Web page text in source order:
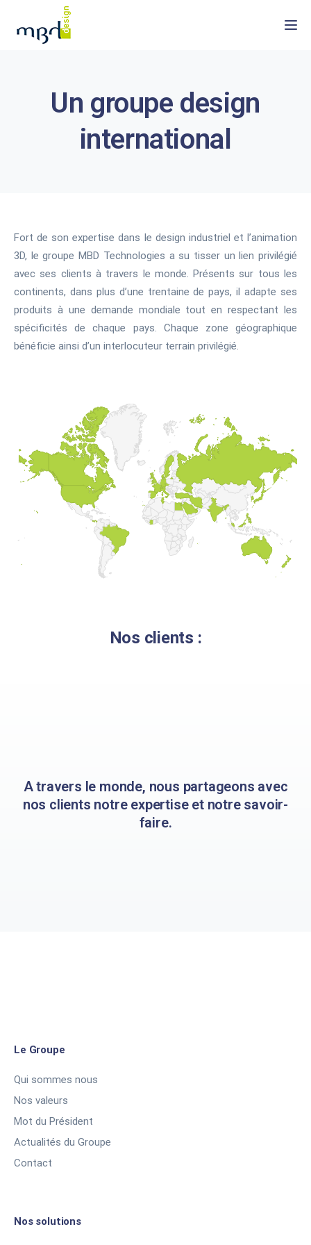
Un groupe design
international
Fort de son expertise dans le design industriel et l’animation
3D, le groupe MBD Technologies a su tisser un lien privilégié
avec ses clients à travers le monde. Présents sur tous les
continents, dans plus d’une trentaine de pays, il adapte ses
produits à une demande mondiale tout en respectant les
spécificités de chaque pays. Chaque zone géographique
bénéficie ainsi d’un interlocuteur terrain privilégié.
Nos clients :
A travers le monde, nous partageons avec
nos clients notre expertise et notre savoir-
faire.
Le Groupe
Qui sommes nous
Nos valeurs
Mot du Président
Actualités du Groupe
Contact
Nos solutions